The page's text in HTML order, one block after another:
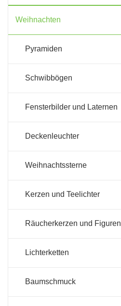
Weihnachten
Pyramiden
Schwibbögen
Fensterbilder und Laternen
Deckenleuchter
Weihnachtssterne
Kerzen und Teelichter
Räucherkerzen und Figuren
Lichterketten
Baumschmuck